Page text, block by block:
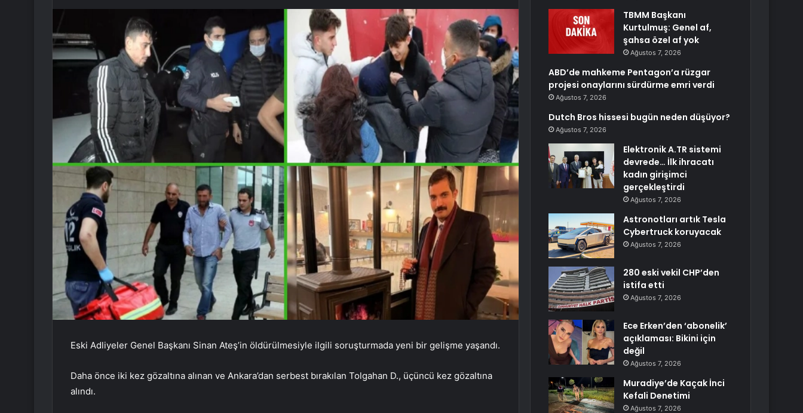
Eski Adliyeler Genel Başkanı Sinan Ateş’in öldürülmesiyle ilgili soruşturmada yeni bir gelişme yaşandı.
Daha önce iki kez gözaltına alınan ve Ankara’dan serbest bırakılan Tolgahan D., üçüncü kez gözaltına
alındı.
TBMM Başkanı
Kurtulmuş: Genel af,
şahsa özel af yok
Ağustos 7, 2026
ABD’de mahkeme Pentagon’a rüzgar
projesi onaylarını sürdürme emri verdi
Ağustos 7, 2026
Dutch Bros hissesi bugün neden düşüyor?
Ağustos 7, 2026
Elektronik A.TR sistemi
devrede… İlk ihracatı
kadın girişimci
gerçekleştirdi
Ağustos 7, 2026
Astronotları artık Tesla
Cybertruck koruyacak
Ağustos 7, 2026
280 eski vekil CHP’den
istifa etti
Ağustos 7, 2026
Ece Erken’den ‘abonelik’
açıklaması: Bikini için
değil
Ağustos 7, 2026
Muradiye’de Kaçak İnci
Kefali Denetimi
Ağustos 7, 2026